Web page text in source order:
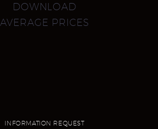
DOWNLOAD
AVERAGE PRICES
INFORMATION REQUEST